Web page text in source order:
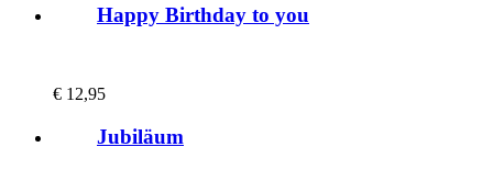
Happy Birthday to you
€ 12,95
Jubiläum